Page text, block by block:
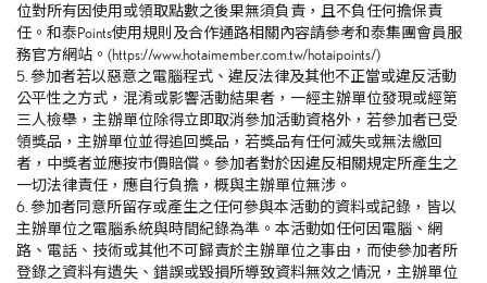
位對所有因使用或領取點數之後果無須負責，且不負任何擔保責
任。和泰Points使用規則及合作通路相關內容請參考和泰集團會員服
務官方網站。 (https://www.hotaimember.com.tw/hotaipoints/)
5. 參加者若以惡意之電腦程式、違反法律及其他不正當或違反活動
公平性之方式，混淆或影響活動結果者，一經主辦單位發現或經第
三人檢舉，主辦單位除得立即取消參加活動資格外，若參加者已受
領獎品，主辦單位並得追回獎品，若獎品有任何滅失或無法繳回
者，中獎者並應按市價賠償。參加者對於因違反相關規定所產生之
一切法律責任，應自行負擔，概與主辦單位無涉。
6. 參加者同意所留存或產生之任何參與本活動的資料或記錄，皆以
主辦單位之電腦系統與時間紀錄為準。本活動如任何因電腦、網
路、電話、技術或其他不可歸責於主辦單位之事由，而使參加者所
登錄之資料有遺失、錯誤或毀損所導致資料無效之情況，主辦單位